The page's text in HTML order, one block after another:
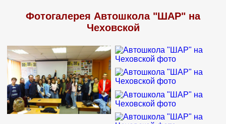
ошибки. И оттачивает с вами их настолько, что на
следующем занятии вы даже забываете, что еще вчера
резко бросали сцепление или путали передачи.
Фотогалерея Автошкола "ШАР" на
Чеховской